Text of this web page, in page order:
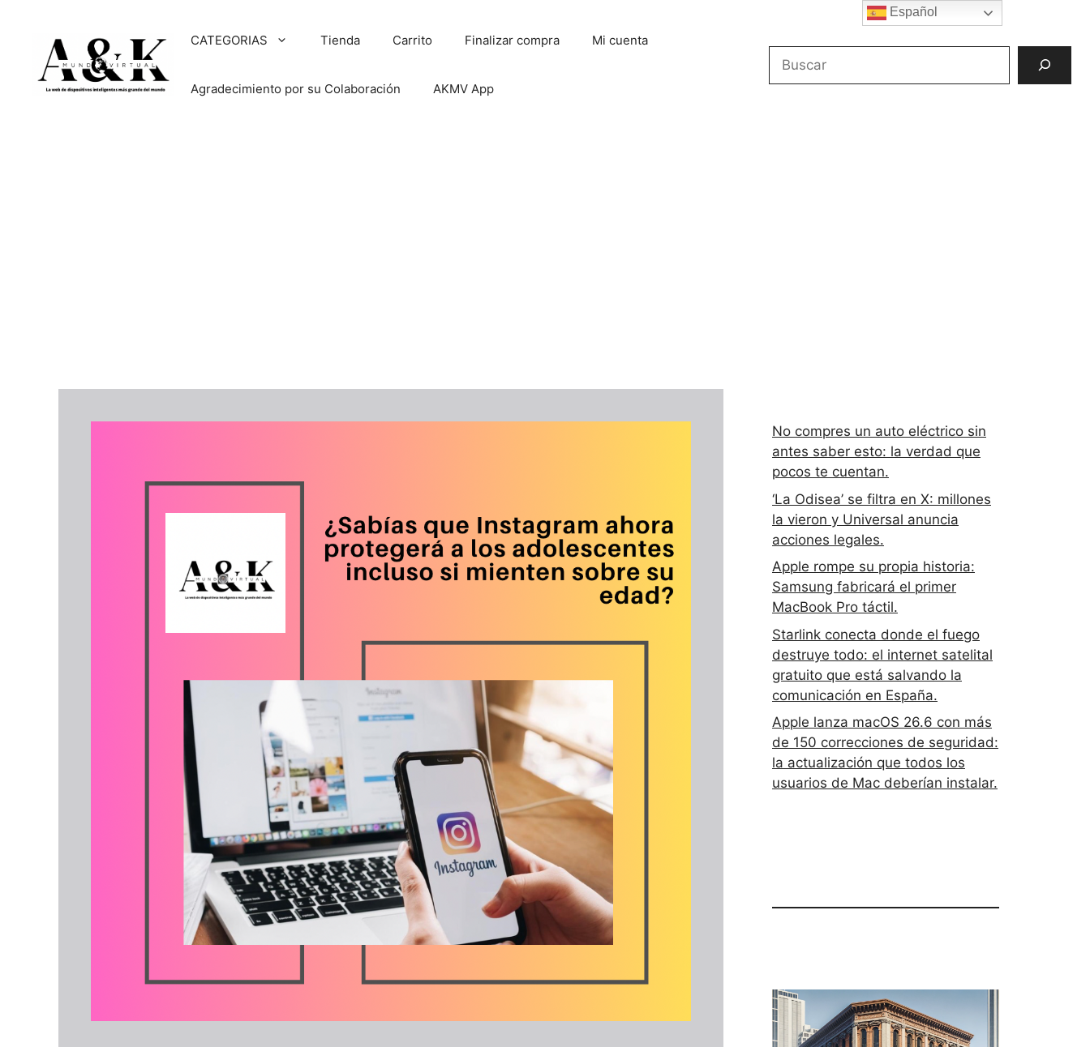
contenido
CATEGORIAS Tienda Carrito Finalizar compra Mi cuenta
Agradecimiento por su Colaboración AKMV App
No compres un auto eléctrico sin
antes saber esto: la verdad que
pocos te cuentan.
‘La Odisea’ se filtra en X: millones
la vieron y Universal anuncia
acciones legales.
Apple rompe su propia historia:
Samsung fabricará el primer
MacBook Pro táctil.
Starlink conecta donde el fuego
destruye todo: el internet satelital
gratuito que está salvando la
comunicación en España.
Apple lanza macOS 26.6 con más
de 150 correcciones de seguridad:
la actualización que todos los
usuarios de Mac deberían instalar.
Español